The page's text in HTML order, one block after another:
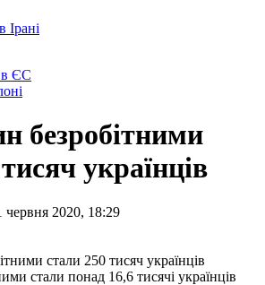
Ірані
в ЄС
безробітними
українців
2020, 18:29
стали понад 16,6 тисячі українців